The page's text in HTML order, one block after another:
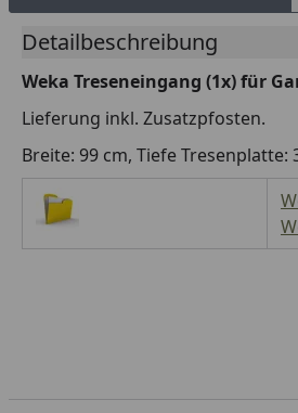
Detailbeschreibung
Weka Treseneingang (1x) für
Lieferung inkl. Zusatzpfosten.
Breite: 99 cm, Tiefe